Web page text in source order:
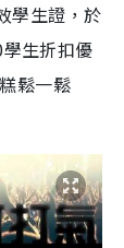
學生證，於
生折扣優
鬆一鬆